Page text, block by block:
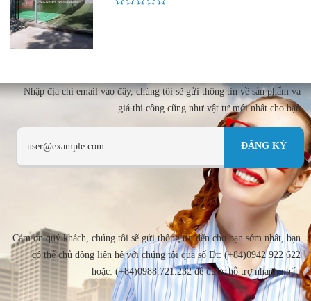
Nhập địa chi email vào đây, chúng tôi sẽ gửi thông tin về sản phẩm và
giá thi công cũng như vật tư mới nhất cho bạn
Cảm ơn quý khách, chúng tôi sẽ gửi thông tin đến cho bạn sớm nhất, bạn
có thể chủ động liên hệ với chúng tôi qua số Đt: (+84)0942 922 622
hoặc: (+84)0988.721.232 để được hỗ trợ nhanh nhất.